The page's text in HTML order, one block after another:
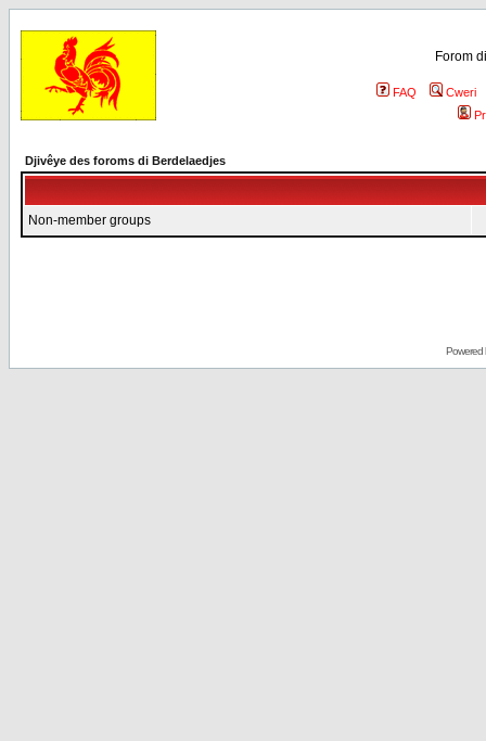
Forom
FAQ
Cweri
Djivêye des foroms di Berdelaedjes
Non-member groups
Powered